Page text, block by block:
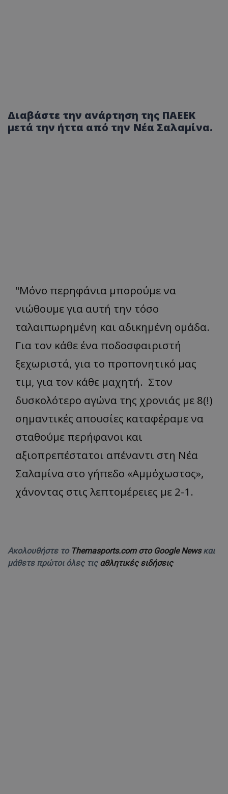
Διαβάστε την ανάρτηση της ΠΑΕΕΚ
μετά την ήττα από την Νέα Σαλαμίνα.
"Μόνο περηφάνια μπορούμε να
νιώθουμε για αυτή την τόσο
ταλαιπωρημένη και αδικημένη ομάδα.
Για τον κάθε ένα ποδοσφαιριστή
ξεχωριστά, για το προπονητικό μας
τιμ, για τον κάθε μαχητή. Στον
δυσκολότερο αγώνα της χρονιάς με 8(!)
σημαντικές απουσίες καταφέραμε να
σταθούμε περήφανοι και
αξιοπρεπέστατοι απέναντι στη Νέα
Σαλαμίνα στο γήπεδο «Αμμόχωστος»,
χάνοντας στις λεπτομέρειες με 2-1.
Ακολουθήστε το Themasports.com στο Google Newsκαι
μάθετε πρώτοι όλες τις αθλητικές ειδήσεις